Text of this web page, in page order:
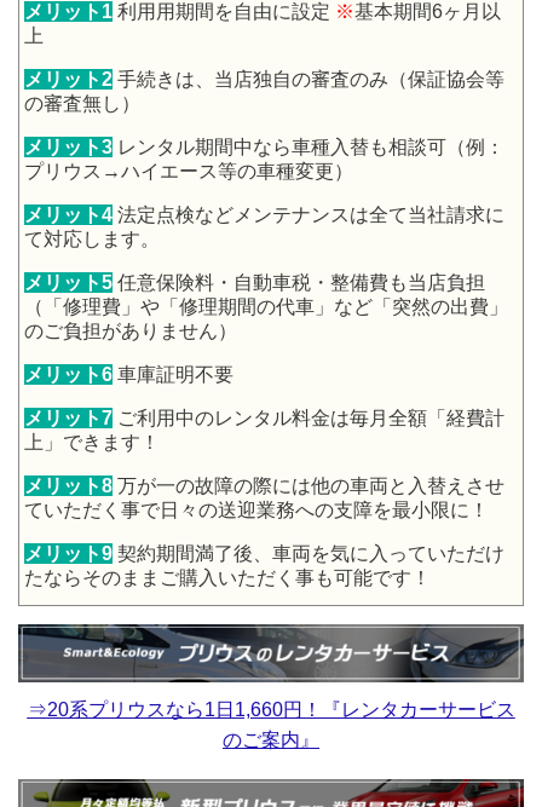
メリット1 利用用期間を自由に設定 ※基本期間6ヶ月以
上
メリット2 手続きは、当店独自の審査のみ（保証協会等
の審査無し）
メリット3 レンタル期間中なら車種入替も相談可（例：
プリウス→ハイエース等の車種変更）
メリット4 法定点検などメンテナンスは全て当社請求に
て対応します。
メリット5 任意保険料・自動車税・整備費も当店負担
（「修理費」や「修理期間の代車」など「突然の出費」
のご負担がありません）
メリット6 車庫証明不要
メリット7 ご利用中のレンタル料金は毎月全額「経費計
上」できます！
メリット8 万が一の故障の際には他の車両と入替えさせ
ていただく事で日々の送迎業務への支障を最小限に！
メリット9 契約期間満了後、車両を気に入っていただけ
たならそのままご購入いただく事も可能です！
⇒20系プリウスなら1日1,660円！『レンタカーサービス
のご案内』